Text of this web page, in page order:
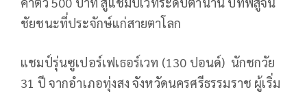
ชัยชนะที่ประจักษ์แก่สายตาโลก
แชมป์รุ่นซูเปอร์เฟเธอร์เวท (130 ปอนด์) นักชกวัย
31 ปี จากอำเภอทุ่งสง จังหวัดนครศรีธรรมราช ผู้เริ่ม